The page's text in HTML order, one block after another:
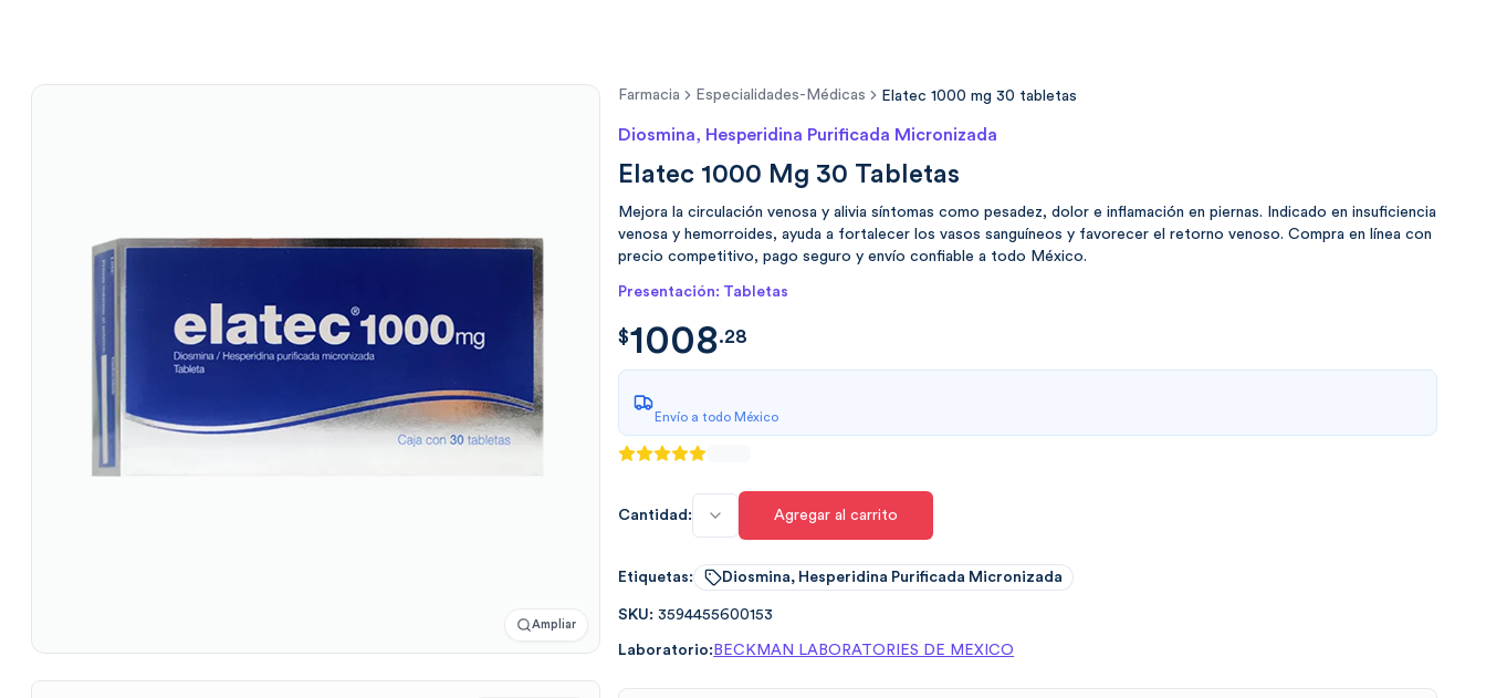
Ampliar
Farmacia Especialidades-Médicas Elatec 1000 mg 30 tabletas
Diosmina, Hesperidina Purificada Micronizada
Elatec 1000 Mg 30 Tabletas
Mejora la circulación venosa y alivia síntomas como pesadez, dolor e inflamación en piernas. Indicado en insuficiencia
venosa y hemorroides, ayuda a fortalecer los vasos sanguíneos y favorecer el retorno venoso. Compra en línea con
precio competitivo, pago seguro y envío confiable a todo México.
Presentación: Tabletas
$ 1008.288
$1008.28
Envío a todo México
Cantidad: Agregar al carrito
Etiquetas: Diosmina, Hesperidina Purificada Micronizada
SKU: 3594455600153
Laboratorio: BECKMAN LABORATORIES DE MEXICO